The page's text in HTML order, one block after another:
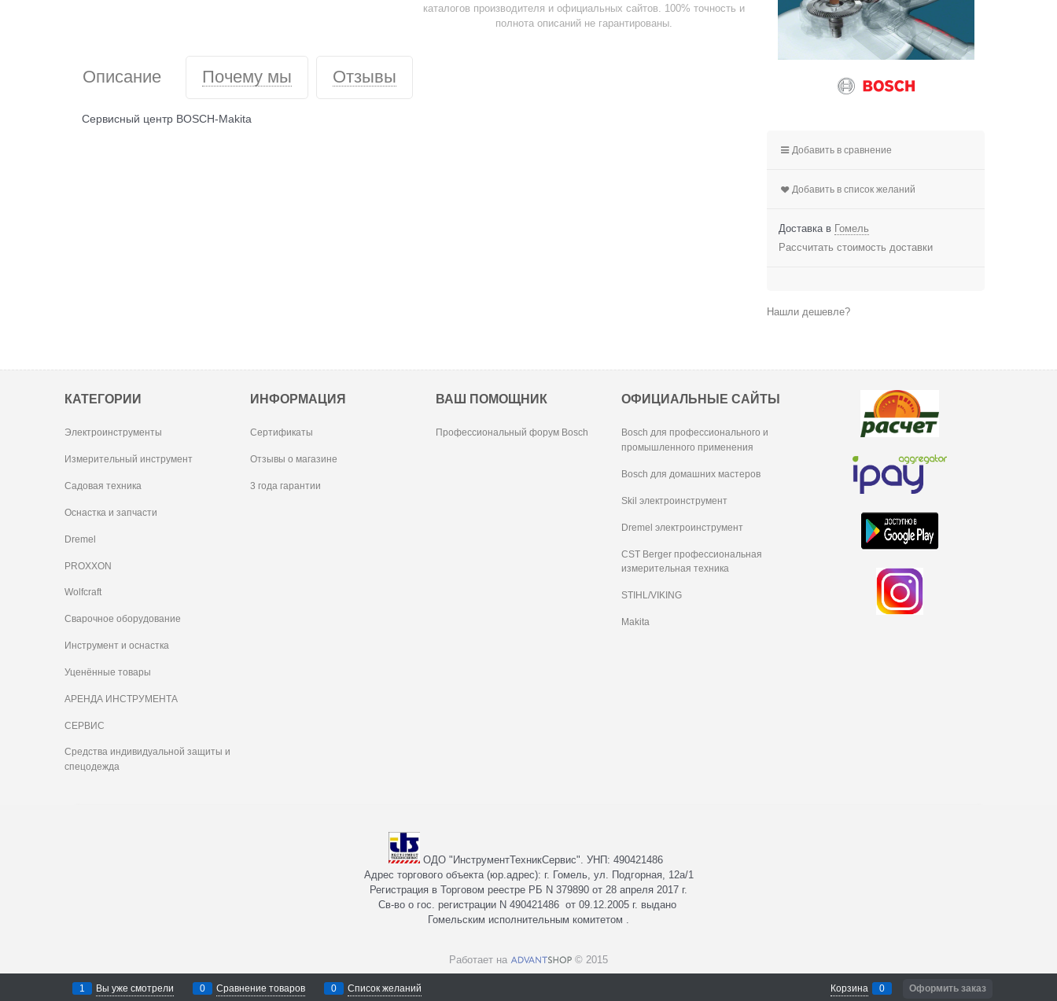
каталогов производителя и официальных сайтов. 100% точность и
полнота описаний не гарантированы.
Описание Почему мы Отзывы
Сервисный центр BOSCH-Makita
Добавить в сравнение
Добавить в список желаний
Доставка в Гомель
Рассчитать стоимость доставки
Нашли дешевле?
КАТЕГОРИИ
Электроинструменты
Измерительный инструмент
Садовая техника
Оснастка и запчасти
Dremel
PROXXON
Wolfcraft
Сварочное оборудование
Инструмент и оснастка
Уценённые товары
АРЕНДА ИНСТРУМЕНТА
СЕРВИС
Средства индивидуальной защиты и
спецодежда
ИНФОРМАЦИЯ
Сертификаты
Отзывы о магазине
3 года гарантии
ВАШ ПОМОЩНИК
Профессиональный форум Bosch
ОФИЦИАЛЬНЫЕ САЙТЫ
Bosch для профессионального и
промышленного применения
Bosch для домашних мастеров
Skil электроинструмент
Dremel электроинструмент
CST Berger профессиональная
измерительная техника
STIHL/VIKING
Makita
Работает на © 2015
ОДО "ИнструментТехникСервис". УНП: 490421486
Адрес торгового объекта (юр.адрес): г. Гомель, ул. Подгорная, 12а/1
Регистрация в Торговом реестре РБ N 379890 от 28 апреля 2017 г.
Св-во о гос. регистрации N 490421486 от 09.12.2005 г. выдано
Гомельским исполнительным комитетом .
1 Вы уже смотрели 0 Сравнение товаров 0 Список желаний Корзина 0 Оформить заказ